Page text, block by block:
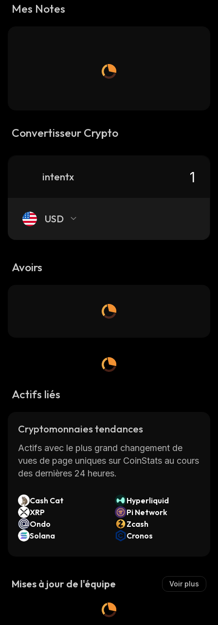
Mes Notes
Convertisseur Crypto
intentx
USD
Avoirs
Actifs liés
Cryptomonnaies tendances
Actifs avec le plus grand changement de
vues de page uniques sur CoinStats au cours
des dernières 24 heures.
Cash Cat
Hyperliquid
XRP
Pi Network
Ondo
Zcash
Solana
Cronos
Mises à jour de l'équipe Voir plus